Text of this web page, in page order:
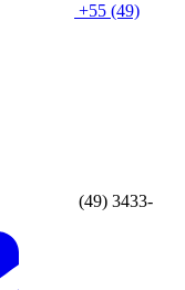
+55 (49)
(49) 3433-